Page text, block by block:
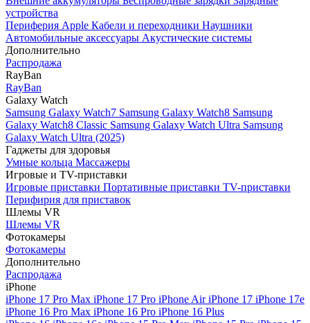
устройства
Периферия Apple Кабели и переходники Наушники
Автомобильные аксессуары Акустические системы
Дополнительно
Распродажа
RayBan
RayBan
Galaxy Watch
Samsung Galaxy Watch7 Samsung Galaxy Watch8 Samsung
Galaxy Watch8 Classic Samsung Galaxy Watch Ultra Samsung
Galaxy Watch Ultra (2025)
Гаджеты для здоровья
Умные кольца Массажеры
Игровые и TV-приставки
Игровые приставки Портативные приставки TV-приставки
Перифирия для приставок
Шлемы VR
Шлемы VR
Фотокамеры
Фотокамеры
Дополнительно
Распродажа
iPhone
iPhone 17 Pro Max iPhone 17 Pro iPhone AiriPhone 17 iPhone 17e
iPhone 16 Pro Max iPhone 16 Pro iPhone 16 Plus